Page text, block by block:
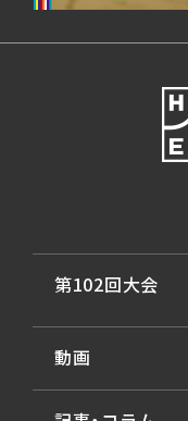
第102回大会
動画